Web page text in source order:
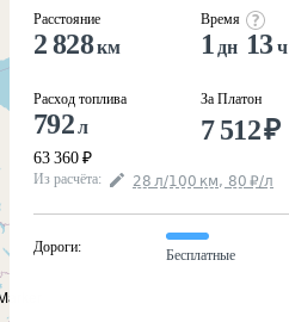
Расстояние
2 828км
Расход топлива
792л
63 360 ₽
Время
1 дн 13ч
За Платон
7 512₽
Из расчёта: 28 л/100 км, 80 ₽/л
Дороги:
Бесплатные